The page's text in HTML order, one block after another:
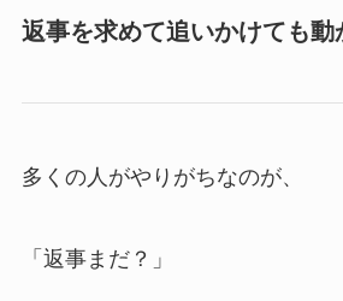
返事を求めて追いかけても動
多くの人がやりがちなのが、
「返事まだ？」